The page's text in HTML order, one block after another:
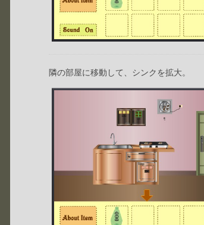
隣の部屋に移動して、シンクを拡大。